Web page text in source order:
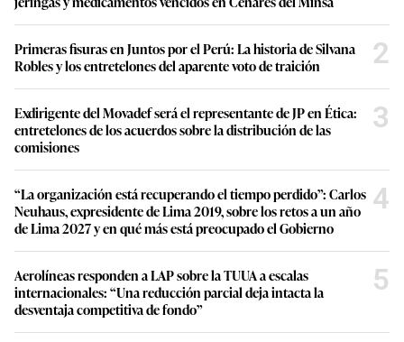
Primeras fisuras en Juntos por el Perú: La historia de Silvana
Robles y los entretelones del aparente voto de traición
2
Exdirigente del Movadef será el representante de JP en Ética:
entretelones de los acuerdos sobre la distribución de las
comisiones
3
“La organización está recuperando el tiempo perdido”: Carlos
Neuhaus, expresidente de Lima 2019, sobre los retos a un año
de Lima 2027 y en qué más está preocupado el Gobierno
4
Aerolíneas responden a LAP sobre la TUUA a escalas
internacionales: “Una reducción parcial deja intacta la
desventaja competitiva de fondo”
5